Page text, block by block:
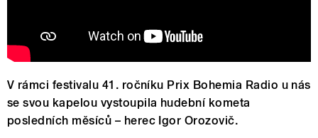
V rámci festivalu 41. ročníku Prix Bohemia Radio u nás
se svou kapelou vystoupila hudební kometa
posledních měsíců – herec Igor Orozovič.